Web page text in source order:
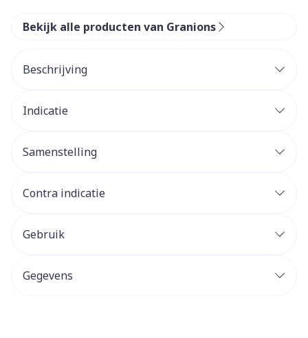
Bekijk alle producten van Granions
Beschrijving
Indicatie
Samenstelling
Contra indicatie
Gebruik
Gegevens